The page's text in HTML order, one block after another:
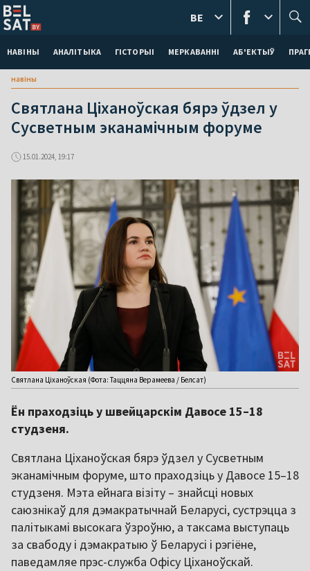
НАВІНЫ АНАЛІТЫКА ГІСТОРЫІ МЕРКАВАННI АБ'ЕКТЫЎ
BE
навіны
Святлана Ціханоўская бярэ ўдзел у
Сусветным эканамічным форуме
15.01.2024, 19:17
Святлана Ціханоўская (Фота: Таццяна Верамеева / Белсат)
Ён праходзіць у швейцарскім Давосе 15–18
студзеня.
Святлана Ціханоўская бярэ ўдзел у Сусветным
эканамічным форуме, што праходзіць у Давосе 15–18
студзеня. Мэта ейнага візіту – знайсці новых
саюзнікаў для дэмакратычнай Беларусі, сустрэцца з
палітыкамі высокага ўзроўню, а таксама выступаць
за свабоду і дэмакратыю ў Беларусі і рэгіёне,
паведамляе прэс-служба Офісу Ціханоўскай.